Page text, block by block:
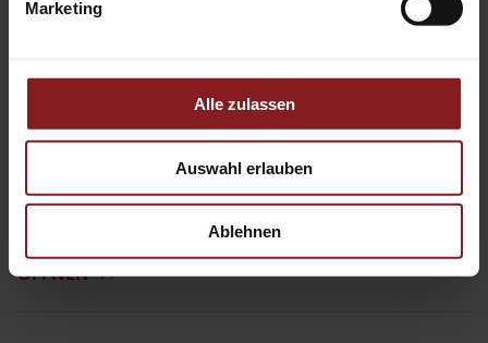
Marketing
Alle zulassen
Auswahl erlauben
Ablehnen
Tectum Neuerscheinungen Frühling 2026
ÖFFNEN